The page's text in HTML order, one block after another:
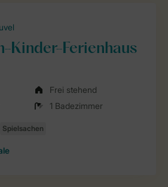
Kinder-Ferienhaus
Frei stehend
1 Badezimmer